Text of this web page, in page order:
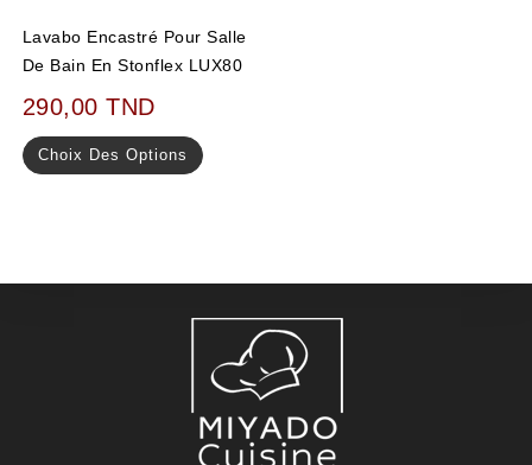
Lavabo Encastré Pour Salle
De Bain En Stonflex LUX80
290,00TND
Choix Des Options